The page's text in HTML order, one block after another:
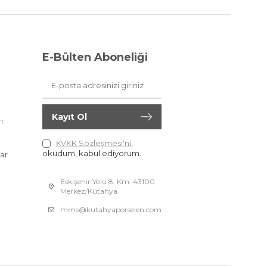
E-Bülten Aboneliği
Kayıt Ol
KVKK Sözleşmesi'ni
okudum, kabul ediyorum.
Eskişehir Yolu 8. Km. 43100
Merkez/Kütahya
mms@kutahyaporselen.com